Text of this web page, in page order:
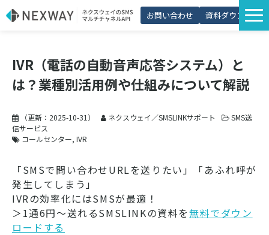
お問い合わせ 資料ダウンロード
選ばれる理由
プラン・価格
導入事例
コラム
IVR（電話の自動音声応答システム）と
は？業種別活用例や仕組みについて解説
（更新： 2025-10-31 ） ネクスウェイ／SMSLINKサポート
SMS送
信サービス
コールセンター IVR
「SMSで問い合わせURLを送りたい」「あふれ呼が
発生してしまう」
IVRの効率化にはSMSが最適！
＞1通6円～送れるSMSLINKの資料を無料でダウン
ロードする